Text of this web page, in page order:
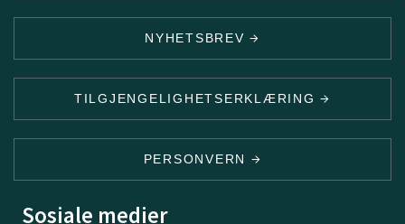
NYHETSBREV
TILGJENGELIGHETSERKLÆRING
PERSONVERN
Sosiale medier